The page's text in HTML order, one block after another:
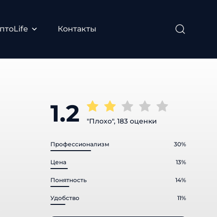
Контакты
1.2 "Плохо", 183 оценки
Профессионализм 30%
Цена 13%
Понятность 14%
Удобство 11%